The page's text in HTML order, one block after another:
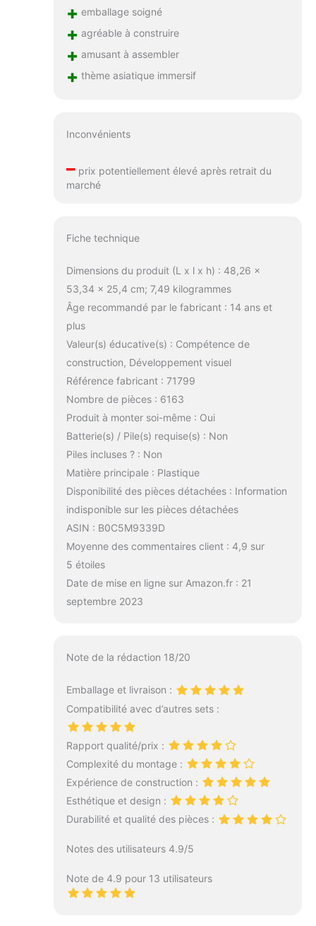
+ emballage soigné
+ agréable à construire
+ amusant à assembler
+ thème asiatique immersif
Inconvénients
–prix potentiellement élevé après retrait du
marché
Fiche technique
Dimensions du produit (L x l x h) : 48,26 x
53,34 x 25,4 cm; 7,49 kilogrammes
Âge recommandé par le fabricant : 14 ans et
plus
Valeur(s) éducative(s) : Compétence de
construction, Développement visuel
Référence fabricant : 71799
Nombre de pièces : 6163
Produit à monter soi-même : Oui
Batterie(s) / Pile(s) requise(s) : Non
Piles incluses ? : Non
Matière principale : Plastique
Disponibilité des pièces détachées : Information
indisponible sur les pièces détachées
ASIN : B0C5M9339D
Moyenne des commentaires client : 4,9 sur
5 étoiles
Date de mise en ligne sur Amazon.fr : 21
septembre 2023
Note de la rédaction 18/20
Emballage et livraison :
Compatibilité avec d’autres sets :
Rapport qualité/prix :
Complexité du montage :
Expérience de construction :
Esthétique et design :
Durabilité et qualité des pièces :
Notes des utilisateurs 4.9/5
Note de 4.9 pour 13 utilisateurs